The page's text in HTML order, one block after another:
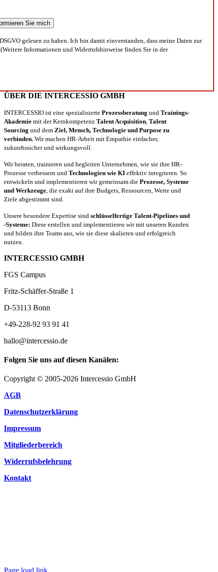
gelesen zu haben. Ich bin damit einverstanden, dass meine Daten zur
Informationen und Widerrufshinweise finden Sie in der
ÜBER DIE INTERCESSIO GMBH
INTERCESSIO ist eine spezialisierte Prozessberatung und Trainings-
Akademie mit der Kernkompetenz Talent Acquisition Talent
Sourcing und dem Ziel, Mensch, Technologie und Purpose zu
verbinden. Wir machen HR-Arbeit mit Empathie einfacher,
zukunftssicher und wirkungsvoll.
Wir beraten, trainieren und begleiten Unternehmen, wie sie ihre HR-
Prozesse verbessern und Technologien wie KI effektiv integrieren. So
entwickeln und implementieren wir gemeinsam die Prozesse, Systeme
und Werkzeuge , die exakt auf ihre Budgets, Ressourcen, Werte und
Ziele abgestimmt sind.
Unsere besondere Expertise sind schlüsselfertige Talent-Pipelines und
-Systeme: Diese erstellen und implementieren wir mit unseren Kunden
und bilden ihre Teams aus, wie sie diese skalieren und erfolgreich
nutzen.
INTERCESSIO GMBH
FGS Campus
Fritz-Schäffer-Straße 1
D-53113 Bonn
+49-228-92 93 91 41
hallo@intercessio.de
Folgen Sie uns auf diesen Kanälen:
Copyright © 2005-2026 Intercessio GmbH
AGB
Datenschutzerklärung
Impressum
Mitgliederbereich
Widerrufsbelehrung
Kontakt